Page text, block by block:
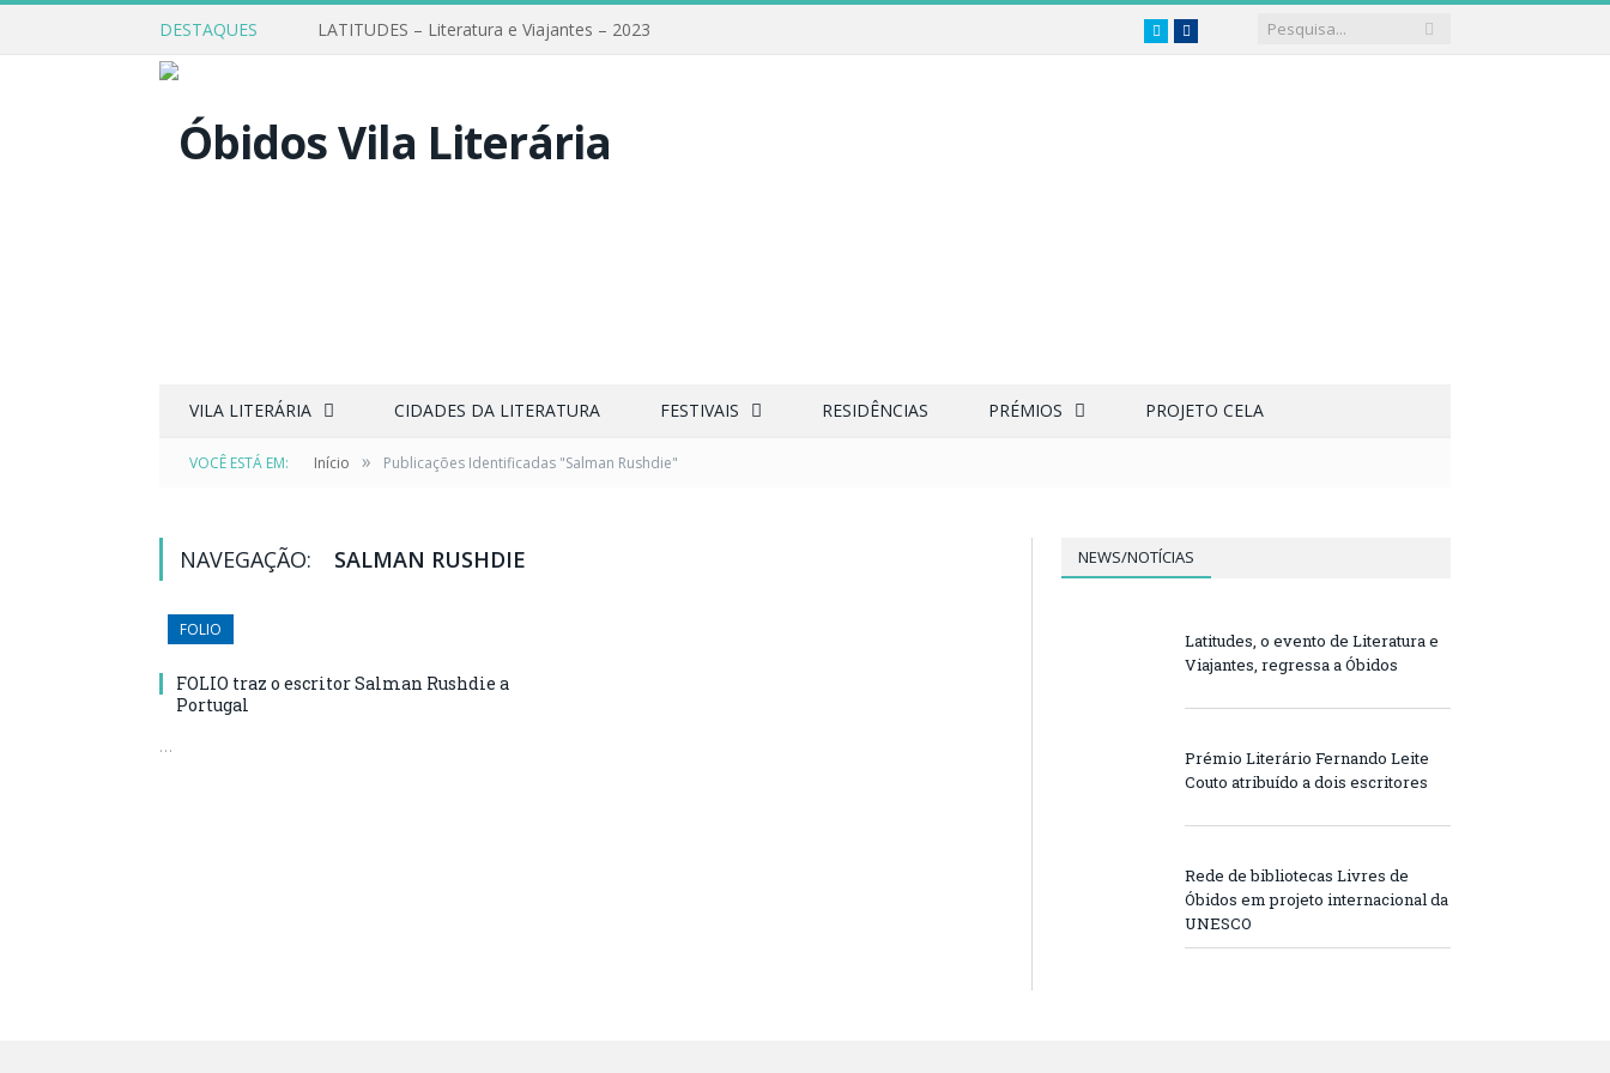
DESTAQUES LATITUDES – Literatura e Viajantes – 2023 TwitterFacebook
VILA LITERÁRIA CIDADES DA LITERATURA FESTIVAIS RESIDÊNCIAS PRÉMIOS PROJETO CELA
VOCÊ ESTÁ EM: Início » Publicações Identificadas "Salman Rushdie"
NAVEGAÇÃO: SALMAN RUSHDIE
FOLIO
FOLIO traz o escritor Salman Rushdie a
Portugal
…
NEWS/NOTÍCIAS
Latitudes, o evento de Literatura e
Viajantes, regressa a Óbidos
Prémio Literário Fernando Leite
Couto atribuído a dois escritores
Rede de bibliotecas Livres de
Óbidos em projeto internacional da
UNESCO